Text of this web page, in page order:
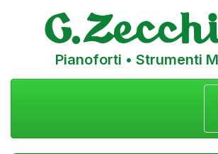
Pianoforti • Strumenti